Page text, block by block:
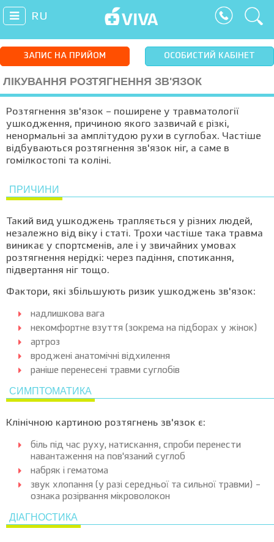
RU
ЗАПИС НА ПРИЙОМ ОСОБИСТИЙ КАБІНЕТ
ЛІКУВАННЯ РОЗТЯГНЕННЯ ЗВ'ЯЗОК
Розтягнення зв'язок – поширене у травматології
ушкодження, причиною якого зазвичай є різкі,
ненормальні за амплітудою рухи в суглобах. Частіше
відбуваються розтягнення зв'язок ніг, а саме в
гомілкостопі та коліні.
ПРИЧИНИ
Такий вид ушкоджень трапляється у різних людей,
незалежно від віку і статі. Трохи частіше така травма
виникає у спортсменів, але і у звичайних умовах
розтягнення нерідкі: через падіння, спотикання,
підвертання ніг тощо.
Фактори, які збільшують ризик ушкоджень зв'язок:
надлишкова вага
некомфортне взуття (зокрема на підборах у жінок)
артроз
вроджені анатомічні відхилення
раніше перенесені травми суглобів
СИМПТОМАТИКА
Клінічною картиною розтягнень зв'язок є:
біль під час руху, натискання, спроби перенести
навантаження на пов'язаний суглоб
набряк і гематома
звук хлопання (у разі середньої та сильної травми) –
ознака розірвання мікроволокон
ДІАГНОСТИКА